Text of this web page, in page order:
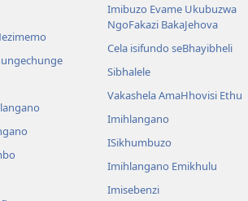
Imibuzo Evame Ukubuzwa
NgoFakazi BakaJehova
Cela isifundo seBhayibheli
Sibhalele
Vakashela AmaHhovisi Ethu
Imihlangano
ISikhumbuzo
Imihlangano Emikhulu
Imisebenzi